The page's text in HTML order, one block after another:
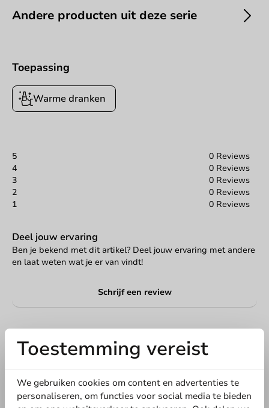
Andere producten uit deze serie
Toepassing
Warme dranken
5
0 Reviews
4
0 Reviews
3
0 Reviews
2
0 Reviews
1
0 Reviews
Deel jouw ervaring
Ben je bekend met dit artikel? Deel jouw ervaring met andere
en laat weten wat je er van vindt!
Schrijf een review
Toestemming vereist
We gebruiken cookies om content en advertenties te
personaliseren, om functies voor social media te bieden